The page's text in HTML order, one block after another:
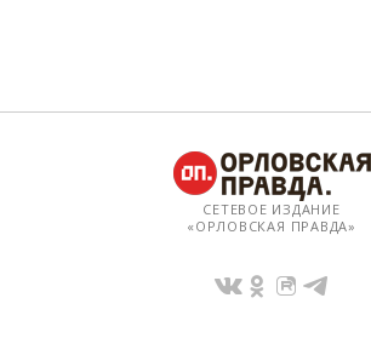
СЕТЕВОЕ ИЗДАНИЕ
«ОРЛОВСКАЯ ПРАВДА»